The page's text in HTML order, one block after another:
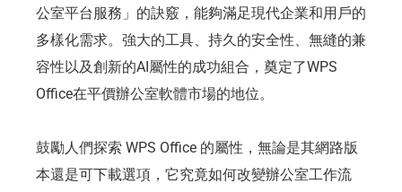
公室平台服務」的訣竅，能夠滿足現代企業和用戶的
多樣化需求。強大的工具、持久的安全性、無縫的兼
容性以及創新的AI屬性的成功組合，奠定了WPS
Office在平價辦公室軟體市場的地位。
鼓勵人們探索 WPS Office 的屬性，無論是其網路版
本還是可下載選項，它究竟如何改變辦公室工作流